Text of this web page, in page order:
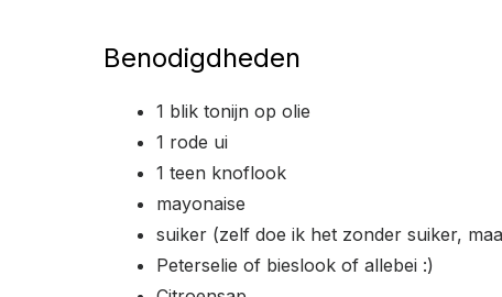
Benodigdheden
1 blik tonijn op olie
1 rode ui
1 teen knoflook
mayonaise
suiker (zelf doe ik het zonder suiker,
Peterselie of bieslook of allebei :)